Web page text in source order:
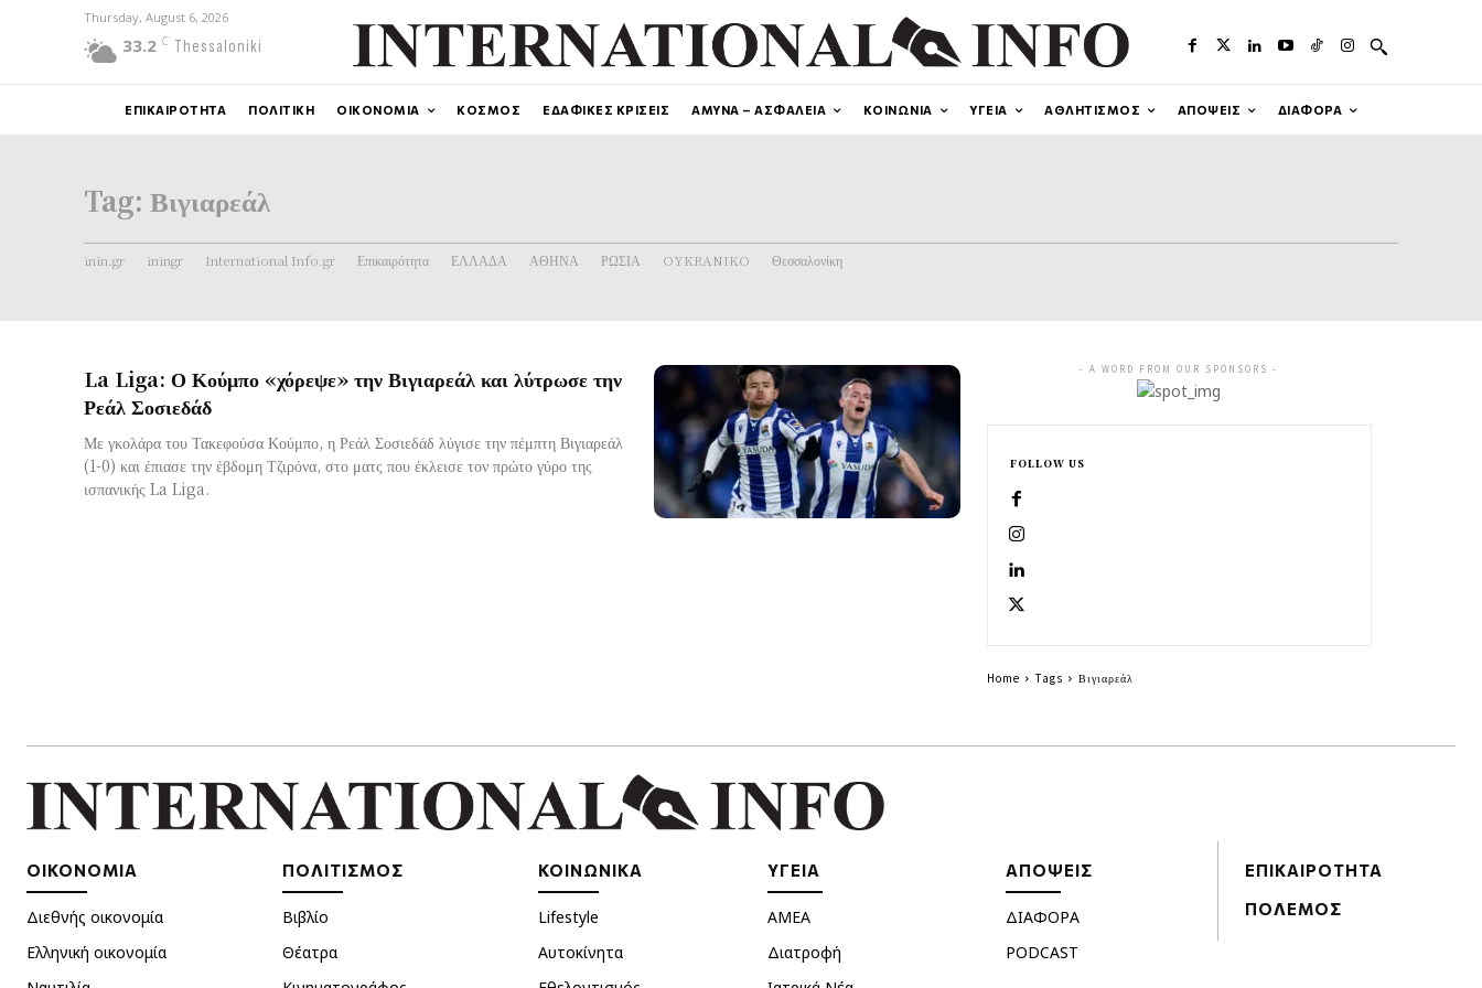
Thursday, August 6, 2026
33.2 C Thessaloniki
ΕΠΙΚΑΙΡΟΤΗΤΑ ΠΟΛΙΤΙΚΗ ΟΙΚΟΝΟΜΙΑ ΚΟΣΜΟΣ ΕΔΑΦΙΚΕΣ ΚΡΙΣΕΙΣ ΑΜΥΝΑ – ΑΣΦΑΛΕΙΑ ΚΟΙΝΩΝΙΑ ΥΓΕΙΑ ΑΘΛΗΤΙΣΜΟΣ ΑΠΟΨΕΙΣ ΔΙΑΦΟΡΑ
Tag: Βιγιαρεάλ
inin.gr iningr International Info.gr Επικαιρότητα ΕΛΛΑΔΑ ΑΘΗΝΑ ΡΩΣΙΑ OYKRANIKO Θεσσαλονίκη
La Liga: Ο Κούμπο «χόρεψε» την Βιγιαρεάλ και λύτρωσε την
Ρεάλ Σοσιεδάδ
Με γκολάρα του Τακεφούσα Κούμπο, η Ρεάλ Σοσιεδάδ λύγισε την πέμπτη Βιγιαρεάλ
(1-0) και έπιασε την έβδομη Τζιρόνα, στο ματς που έκλεισε τον πρώτο γύρο της
ισπανικής La Liga.
- A WORD FROM OUR SPONSORS -
FOLLOW US
Home Tags Βιγιαρεάλ
ΟΙΚΟΝΟΜΙΑ
Διεθνής οικονομία
Ελληνική οικονομία
ΠΟΛΙΤΙΣΜΟΣ
Βιβλίο
Θέατρα
ΚΟΙΝΩΝΙΚΑ
Lifestyle
Αυτοκίνητα
ΥΓΕΙΑ
ΑΜΕΑ
Διατροφή
ΑΠΟΨΕΙΣ
ΔΙΑΦΟΡΑ
PODCAST
ΕΠΙΚΑΙΡΟΤΗΤΑ
ΠΟΛΕΜΟΣ